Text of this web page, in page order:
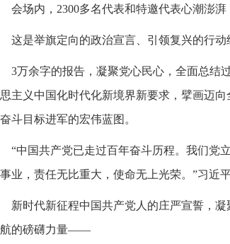
会场内，2300多名代表和特邀代表心潮澎
这是举旗定向的政治宣言、引领复兴的行
3万余字的报告，凝聚党心民心，全面总结
主义中国化时代化新境界新要求，擘画迈
斗目标进军的宏伟蓝图。
“中国共产党已走过百年奋斗历程。我们党
业，责任无比重大，使命无上光荣。”习近
新时代新征程中国共产党人的庄严宣誓，
的磅礴力量——